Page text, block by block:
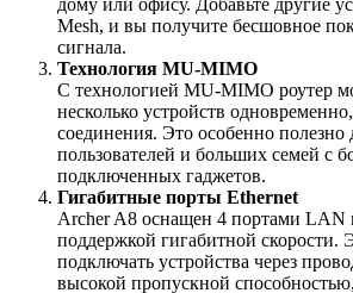
дому или офису. Добавьте другие
Mesh, и вы получите бесшовное
сигнала.
Технология MU-MIMO
С технологией MU-MIMO роутер
несколько устройств
соединения. Это особенно полезно
пользователей и больших семей с
подключенных гаджетов.
Гигабитные порты Ethernet
Archer A8 оснащен 4 портами LAN
поддержкой гигабитной скорости.
подключать устройства через
высокой пропускной